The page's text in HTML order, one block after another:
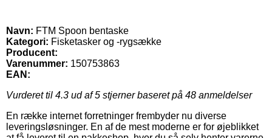
Navn: FTM Spoon bentaske
Kategori: Fisketasker og -rygsække
Producent:
Varenummer: 150753863
EAN:
Vurderet til 4.3 ud af 5 stjerner baseret på 48 anmeldelser
En række internet forretninger frembyder nu diverse
leveringsløsninger. En af de mest moderne er for øjeblikket